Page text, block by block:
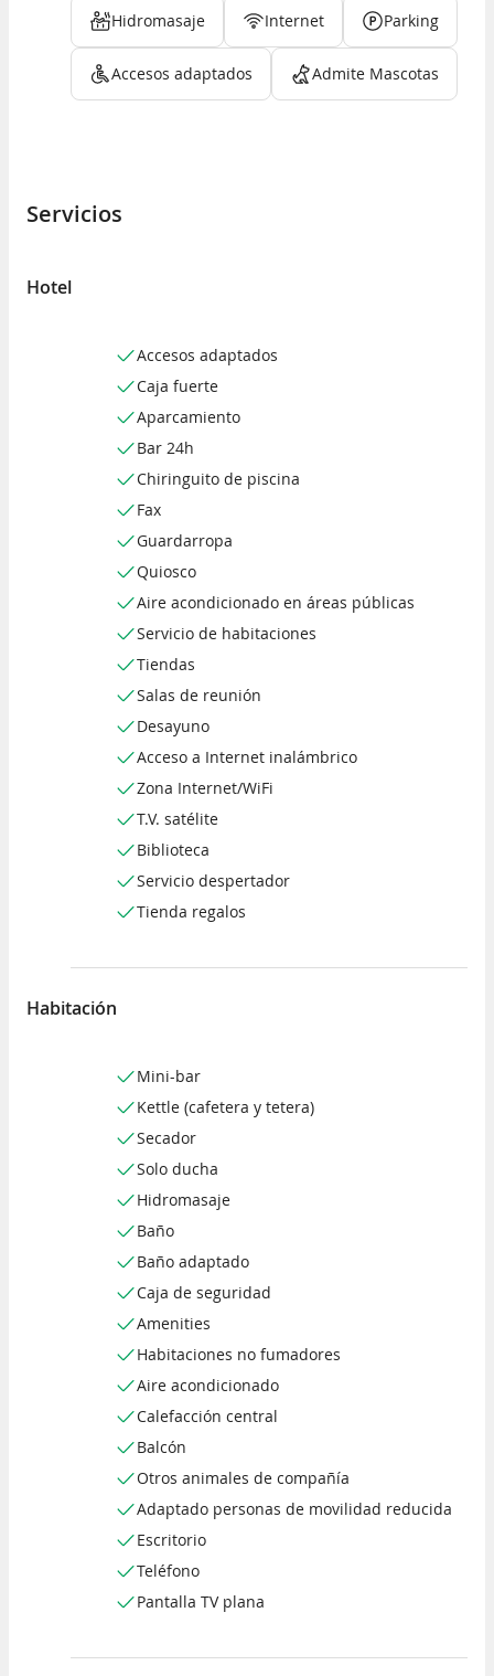
Hidromasaje Internet Parking
Accesos adaptados Admite Mascotas
Servicios
Hotel
Accesos adaptados
Caja fuerte
Aparcamiento
Bar 24h
Chiringuito de piscina
Fax
Guardarropa
Quiosco
Aire acondicionado en áreas públicas
Servicio de habitaciones
Tiendas
Salas de reunión
Desayuno
Acceso a Internet inalámbrico
Zona Internet/WiFi
T.V. satélite
Biblioteca
Servicio despertador
Tienda regalos
Habitación
Mini-bar
Kettle (cafetera y tetera)
Secador
Solo ducha
Hidromasaje
Baño
Baño adaptado
Caja de seguridad
Amenities
Habitaciones no fumadores
Aire acondicionado
Calefacción central
Balcón
Otros animales de compañía
Adaptado personas de movilidad reducida
Escritorio
Teléfono
Pantalla TV plana